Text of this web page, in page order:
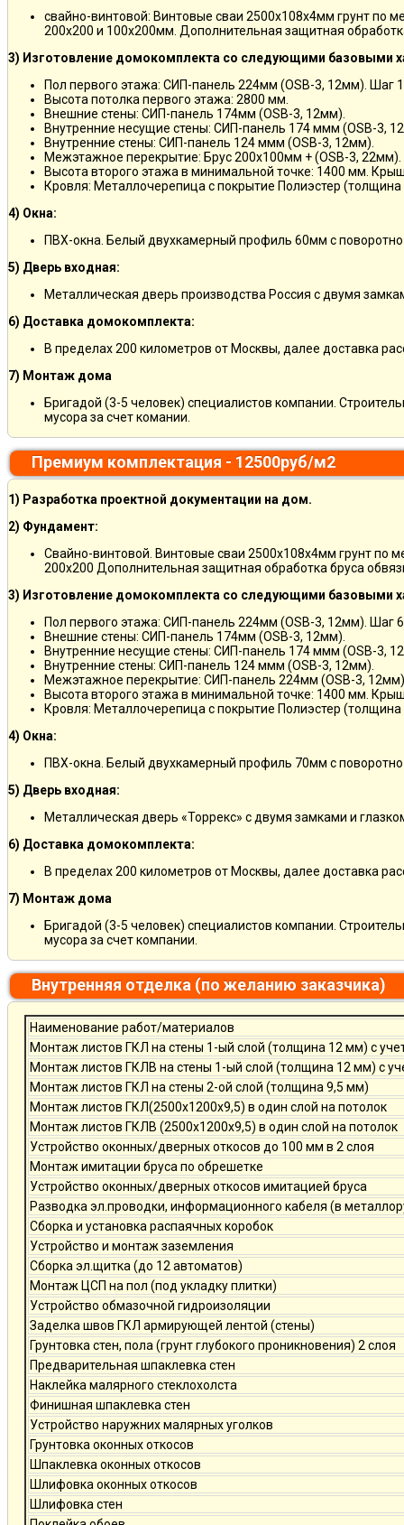
свайно-винтовой: Винтовые сваи 2500х108х4мм грунт по
200х200 и 100х200мм. Дополнительная защитная
3) Изготовление домокомплекта со следующими базовыми
Пол первого этажа: СИП-панель 224мм (OSB-3, 12мм). Шаг
Высота потолка первого этажа: 2800 мм.
Внешние стены: СИП-панель 174мм (OSB-3, 12мм).
Внутренние несущие стены: СИП-панель 174 ммм (OSB-3,
Внутренние стены: СИП-панель 124 ммм (OSB-3, 12мм).
Межэтажное перекрытие: Брус 200х100мм + (OSB-3, 22мм).
Высота второго этажа в минимальной точке: 1400 мм.
Кровля: Металлочерепица с покрытие Полиэстер
4) Окна:
ПВХ-окна. Белый двухкамерный профиль 60мм с
5) Дверь входная:
Металлическая дверь производства Россия с двумя
6) Доставка домокомплекта:
В пределах 200 километров от Москвы, далее доставка
7) Монтаж дома
Бригадой (3-5 человек) специалистов компании.
мусора за счет комании.
Премиум комплектация - 12500руб/м2
1) Разработка проектной документации на дом.
2) Фундамент:
Свайно-винтовой. Винтовые сваи 2500х108х4мм грунт по
200х200 Дополнительная защитная обработка бруса
3) Изготовление домокомплекта со следующими базовыми
Пол первого этажа: СИП-панель 224мм (OSB-3, 12мм). Шаг
Внешние стены: СИП-панель 174мм (OSB-3, 12мм).
Внутренние несущие стены: СИП-панель 174 ммм (OSB-3,
Внутренние стены: СИП-панель 124 ммм (OSB-3, 12мм).
Межэтажное перекрытие: СИП-панель 224мм (OSB-3,
Высота второго этажа в минимальной точке: 1400 мм.
Кровля: Металлочерепица с покрытие Полиэстер
4) Окна:
ПВХ-окна. Белый двухкамерный профиль 70мм с
5) Дверь входная:
Металлическая дверь «Торрекс» с двумя замками и
6) Доставка домокомплекта:
В пределах 200 километров от Москвы, далее доставка
7) Монтаж дома
Бригадой (3-5 человек) специалистов компании.
мусора за счет компании.
Внутренняя отделка (по желанию заказчика)
Наименование работ/материалов
Монтаж листов ГКЛ на стены 1-ый слой (толщина 12 мм) с
Монтаж листов ГКЛВ на стены 1-ый слой (толщина 12 мм) с
Монтаж листов ГКЛ на стены 2-ой слой (толщина 9,5 мм)
Монтаж листов ГКЛ(2500х1200х9,5) в один слой на потолок
Монтаж листов ГКЛВ (2500х1200х9,5) в один слой на потолок
Устройство оконных/дверных откосов до 100 мм в 2 слоя
Монтаж имитации бруса по обрешетке
Устройство оконных/дверных откосов имитацией бруса
Разводка эл.проводки, информационного кабеля (в
Сборка и установка распаячных коробок
Устройство и монтаж заземления
Сборка эл.щитка (до 12 автоматов)
Монтаж ЦСП на пол (под укладку плитки)
Устройство обмазочной гидроизоляции
Заделка швов ГКЛ армирующей лентой (стены)
Грунтовка стен, пола (грунт глубокого проникновения) 2 слоя
Предварительная шпаклевка стен
Наклейка малярного стеклохолста
Финишная шпаклевка стен
Устройство наружних малярных уголков
Грунтовка оконных откосов
Шпаклевка оконных откосов
Шлифовка оконных откосов
Шлифовка стен